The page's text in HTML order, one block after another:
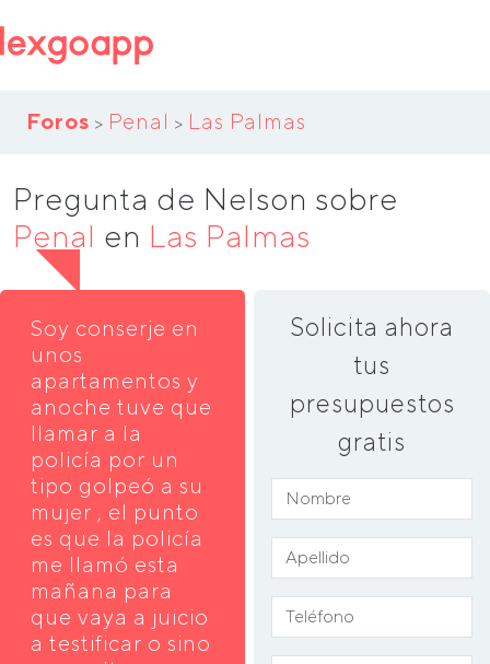
Foros > Penal > Las Palmas
Pregunta de Nelson sobre
Penal en Las Palmas
Soy conserje en
unos
apartamentos y
anoche tuve que
llamar a la
policía por un
tipo golpeó a su
mujer , el punto
es que la policía
me llamó esta
mañana para
que vaya a juicio
a testificar o sino
Solicita ahora
tus
presupuestos
gratis